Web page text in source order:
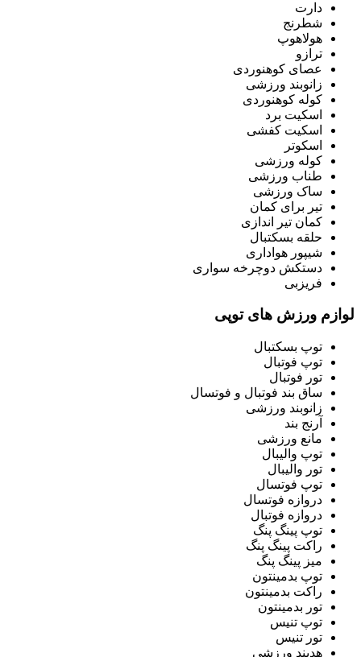
دارت
شطرنج
هولاهوپ
ترازو
عصای کوهنوردی
زانوبند ورزشی
کوله کوهنوردی
اسکیت برد
اسکیت کفشی
اسکوتر
کوله ورزشی
طناب ورزشی
ساک ورزشی
تیر برای کمان
کمان تیر اندازی
حلقه بسکتبال
شیپور هواداری
دستکش دوچرخه سواری
فریزبی
لوازم ورزش های توپی
توپ بسکتبال
توپ فوتبال
تور فوتبال
ساق بند فوتبال و فوتسال
زانوبند ورزشی
آرنج بند
مانع ورزشی
توپ والیبال
تور والیبال
توپ فوتسال
دروازه فوتسال
دروازه فوتبال
توپ پینگ پنگ
راکت پینگ پنگ
میز پینگ پنگ
توپ بدمینتون
راکت بدمینتون
تور بدمینتون
توپ تنیس
تور تنیس
هدبند ورزشی